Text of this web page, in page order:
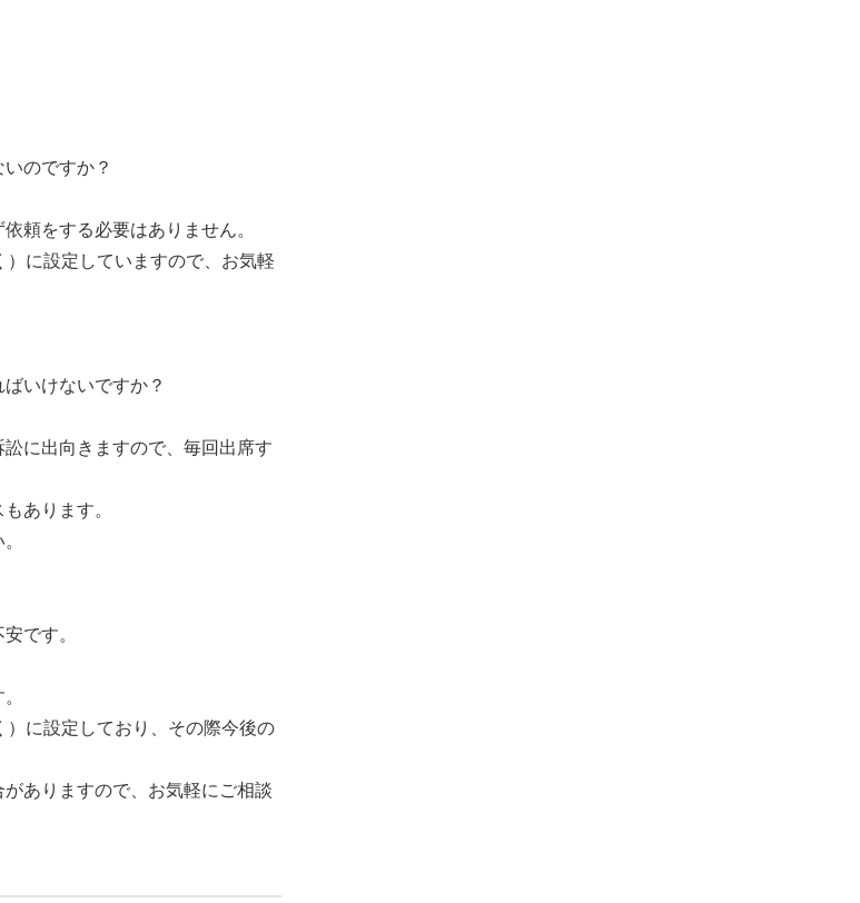
のですか？
頼をする必要はありません。
に設定していますので、お気軽
いけないですか？
に出向きますので、毎回出席す
あります。
です。
に設定しており、その際今後の
ありますので、お気軽にご相談